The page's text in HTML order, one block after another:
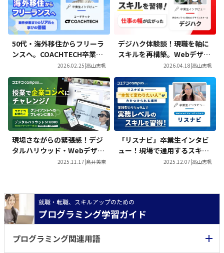
50代・海外移住からフリーラ
ンスへ。COACHTECH卒業生
が語る「案件参画までのリア
ル」と学びの価値
2026.02.25|高山志帆
デジハク体験談！現職を軸に
スキルを再構築。Webデザイ
ンを学び広がった働き方の選
択肢
2026.04.18|高山志帆
現場さながらの緊張感！デジ
タルハリウッド・Webデザイ
ナー専攻『超実践プラン』の
2025.11.17|鳥井美奈
「リスナビ」卒業生インタビ
ュー！現場で通用するスキル
を実践型カリキュラムで習
2025.12.07|高山志帆
就職・転職、スキルアップのための
プログラミング学習ガイド
プログラミング関連用語